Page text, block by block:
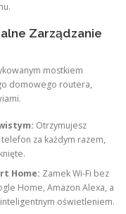
Zarządzanie
mostkiem
domowego routera,
Otrzymujesz
za każdym razem,
Home: Zamek Wi-Fi bez
Home, Amazon Alexa, a
oświetleniem.